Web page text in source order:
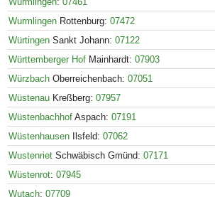
Wurmlingen Rottenburg: 07472
Würtingen Sankt Johann: 07122
Württemberger Hof Mainhardt: 07903
Würzbach Oberreichenbach: 07051
Wüstenau Kreßberg: 07957
Wüstenbachhof Aspach: 07191
Wüstenhausen Ilsfeld: 07062
Wustenriet Schwäbisch Gmünd: 07171
Wüstenrot: 07945
Wutach: 07709